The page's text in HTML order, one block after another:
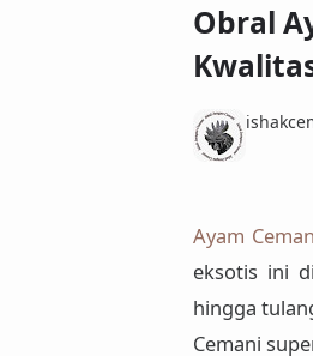
Obral
Ayam
eksotis ini
hingga
Cemani